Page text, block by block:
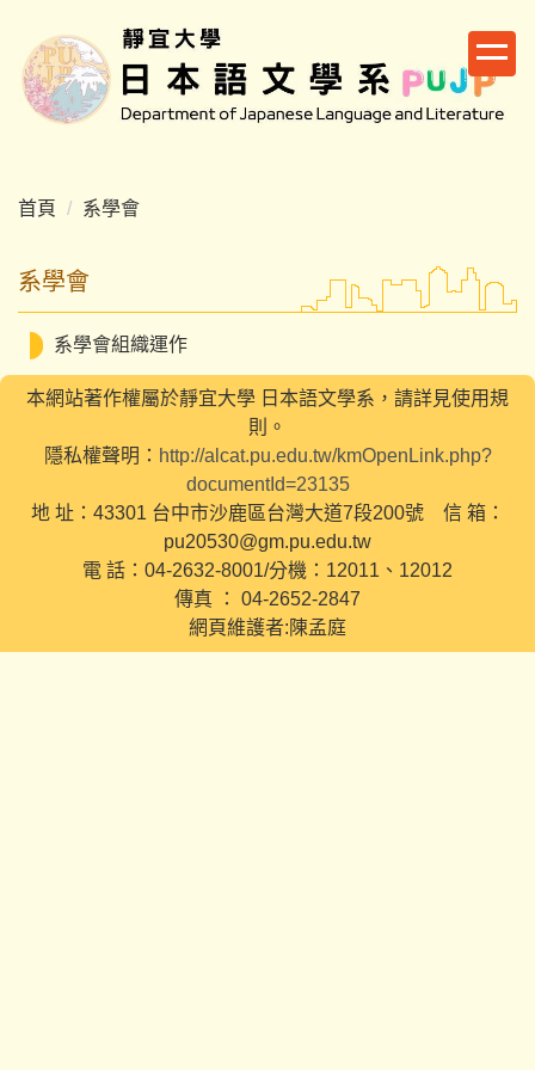
主
要
首頁
系學會
系學會
系學會組織運作
本網站著作權屬於靜宜大學 日本語文學系，請詳見使用規
則。
隱私權聲明： http://alcat.pu.edu.tw/kmOpenLink.php?
documentId=23135
地 址：43301 台中市沙鹿區台灣大道7段200號 信 箱：
pu20530@gm.pu.edu.tw
電 話：04-2632-8001/分機：12011、12012
傳真 ： 04-2652-2847
網頁維護者:陳孟庭